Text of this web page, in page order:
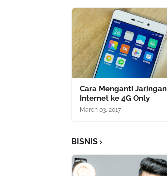
Cara Menganti Jaringan
Internet ke 4G Only
March 03, 2017
BISNIS